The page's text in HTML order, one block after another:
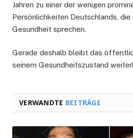
Jahren zu einer der wenigen
Persönlichkeiten Deutschlands,
Gesundheit sprechen.
Gerade deshalb bleibt das
seinem Gesundheitszustand
VERWANDTE BEITRÄGE